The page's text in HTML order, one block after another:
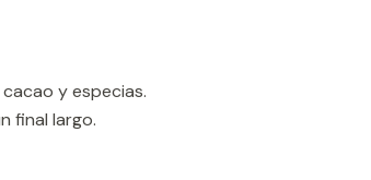
y especias.
final largo.